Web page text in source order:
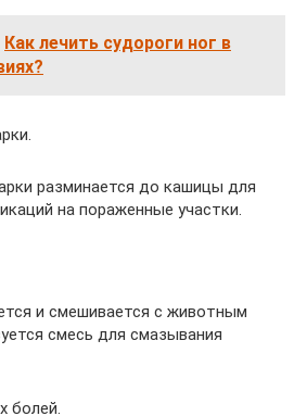
Как лечить судороги ног в
разминается до кашицы для
на пораженные участки.
и смешивается с животным
смесь для смазывания
болей.